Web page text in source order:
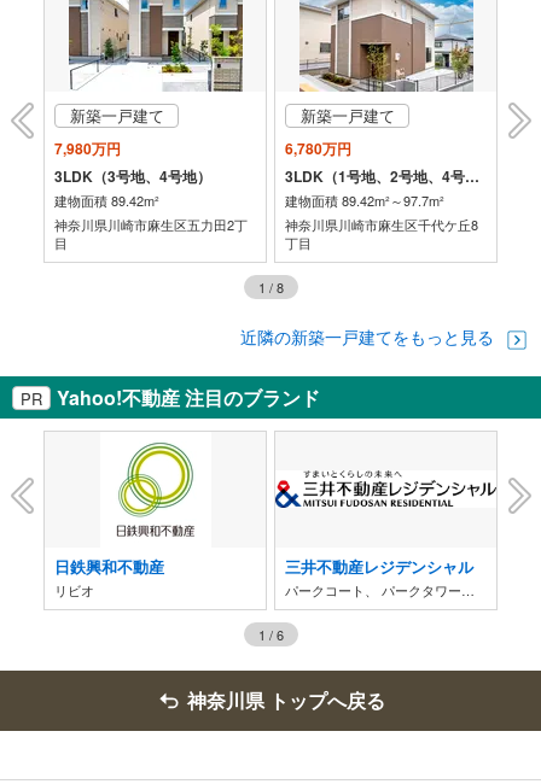
新築一戸建て
7,980万円
3LDK（3号地、4号地）
建物面積 89.42m²
神奈川県川崎市麻生区五力田2丁
目
新築一戸建て
6,780万円
3LDK（1号地、2号地、4号地）
建物面積 89.42m²～97.7m²
神奈川県川崎市麻生区千代ケ丘8
丁目
1 /8
近隣の新築一戸建てをもっと見る
PR Yahoo!不動産 注目のブランド
日鉄興和不動産
リビオ
三井不動産レジデンシャル
パークコート、 パークタワー、 パークホームズ
1 /6
神奈川県 トップへ戻る